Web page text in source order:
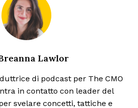
Lawlor
di podcast per The CMO
in contatto con leader del
svelare concetti, tattiche e